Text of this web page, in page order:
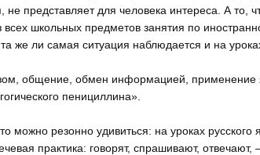
не представляет для человека интереса. А то,
всех школьных предметов занятия по
же ли самая ситуация наблюдается и на
общение, обмен информацией, применение
пенициллина».
можно резонно удивиться: на уроках русского
практика: говорят, спрашивают, отвечают,